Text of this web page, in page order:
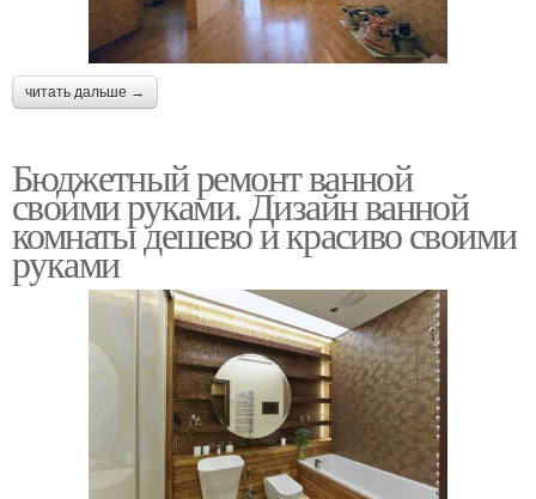
читать дальше →
Бюджетный ремонт ванной
своими руками. Дизайн ванной
комнаты дешево и красиво своими
руками